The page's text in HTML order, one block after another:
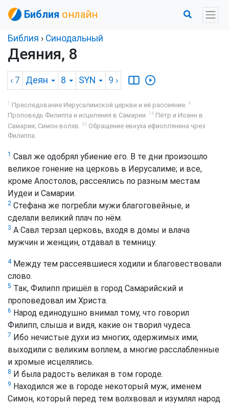
Библия онлайн
Библия › Синодальный
Деяния, 8
‹ 7 Деян 8 SYN 9 ›
1 Преследование Иерусалимской церкви и её рассеяние. 4
Проповедь Филиппа и исцеления в Самарии. 14 Пётр и Иоанн в
Самарии; Симон волхв.
26 Обращение евнуха ефиоплянина чрез
Филиппа.
1 Савл же одобрял убиение его. В те дни произошло
великое гонение на церковь в Иерусалиме; и все,
кроме Апостолов, рассеялись по разным местам
Иудеи и Самарии.
2 Стефана же погребли мужи благоговейные, и
сделали великий плач по нём.
3 А Савл терзал церковь, входя в домы и влача
мужчин и женщин, отдавал в темницу.
4Между тем рассеявшиеся ходили и благовествовали
слово.
5 Так, Филипп пришёл в город Самарийский и
проповедовал им Христа.
6 Народ единодушно внимал тому, что говорил
Филипп, слыша и видя, какие он творил чудеса.
7 Ибо нечистые духи из многих, одержимых ими,
выходили с великим воплем, а многие расслабленные
и хромые исцелялись.
8 И была радость великая в том городе.
9 Находился же в городе некоторый муж, именем
Симон, который перед тем волхвовал и изумлял народ